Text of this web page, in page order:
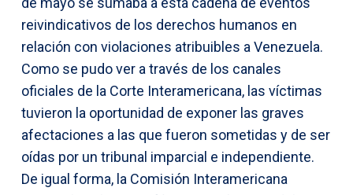
reivindicativos de los derechos humanos en
relación con violaciones atribuibles a Venezuela.
Como se pudo ver a través de los canales
oficiales de la Corte Interamericana, las víctimas
tuvieron la oportunidad de exponer las graves
afectaciones a las que fueron sometidas y de ser
oídas por un tribunal imparcial e independiente.
De igual forma, la Comisión Interamericana